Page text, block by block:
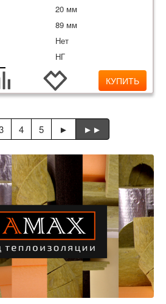
20 мм
89 мм
Нет
НГ
КУПИТЬ
4 5 ► ►►